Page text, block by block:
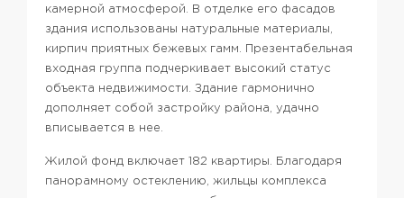
камерной атмосферой. В отделке его фасадов
здания использованы натуральные материалы,
кирпич приятных бежевых гамм. Презентабельная
входная группа подчеркивает высокий статус
объекта недвижимости. Здание гармонично
дополняет собой застройку района, удачно
вписывается в нее.
Жилой фонд включает 182 квартиры. Благодаря
панорамному остеклению, жильцы комплекса